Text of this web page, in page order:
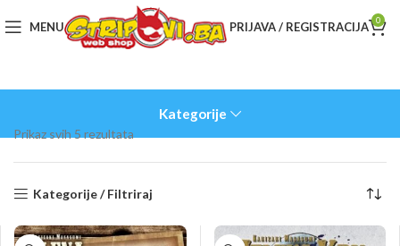
MENU PRIJAVA / REGISTRACIJA 0
Kategorije
Prikaz svih 5 rezultata
Kategorije / Filtriraj